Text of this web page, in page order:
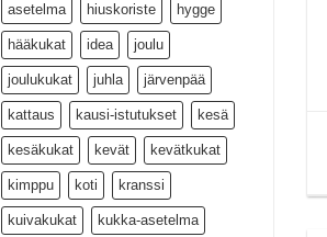
asetelma hiuskoriste hygge
hääkukat idea joulu
joulukukat juhla järvenpää
kattaus kausi-istutukset kesä
kesäkukat kevät kevätkukat
kimppu koti kranssi
kuivakukat kukka-asetelma